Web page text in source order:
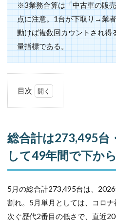
※3業務合算は「中古車の販
点に注意。1台が下取り→業
動けば複数回カウントされ得
量指標である。
目次
台・
5.1%
減 5月
として
49年間
ら2番目
2
車
種別登
総合計は273,495
して49年間で下か
5月の総合計273,495台は、
割れ。5月単月としては、コロ
次ぐ歴代2番目の低さで、直近